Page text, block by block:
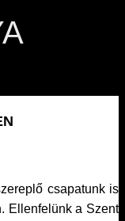
csapatunk is
Ellenfelünk a Szent